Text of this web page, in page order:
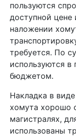
пользуются
доступной цене
наложении
требуется. По
используются в
бюджетом.
Накладка в
хомута хорошо
магистралях,
использованы